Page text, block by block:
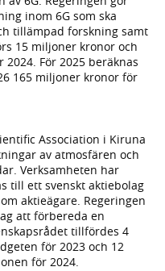
inom 6G som ska
tillämpad forskning samt
15 miljoner kronor och
För 2025 beräknas
165 miljoner kronor för
Association i Kiruna
av atmosfären och
Verksamheten har
till ett svenskt aktiebolag
aktieägare. Regeringen
att förbereda en
tillfördes 4
för 2023 och 12
för 2024.